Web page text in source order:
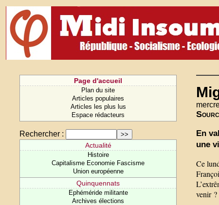
Page d'accueil
Plan du site
Articles populaires
Articles les plus lus
Espace rédacteurs
Rechercher :
Actualité
Histoire
Capitalisme Economie Fascisme
Union européenne
Quinquennats
Ephéméride militante
Archives élections
En
une
Ce
venir ?